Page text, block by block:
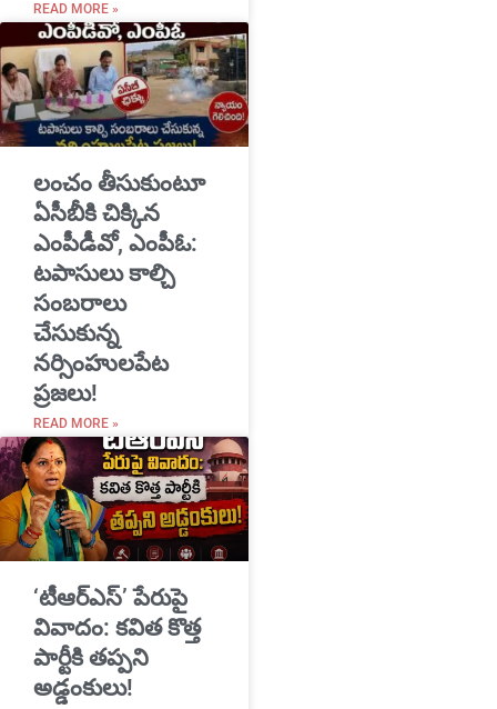
READ MORE »
​లంచం తీసుకుంటూ
ఏసీబీకి చిక్కిన
ఎంపీడీవో, ఎంపీఓ:
టపాసులు కాల్చి
సంబరాలు
చేసుకున్న
నర్సింహులపేట
ప్రజలు!
READ MORE »
‘టీఆర్ఎస్’ పేరుపై
వివాదం: కవిత కొత్త
పార్టీకి తప్పని
అడ్డంకులు!